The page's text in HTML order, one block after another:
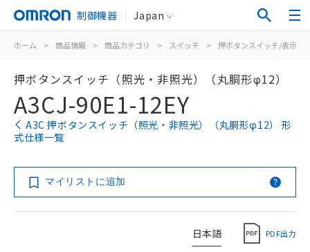
制御機器 Japan
ホーム > 商品情報 > 商品カテゴリ > スイッチ > 押ボタンスイッチ/表示灯
押ボタンスイッチ（照光・非照光）（丸胴形φ12）
A3CJ-90E1-12EY
A3C 押ボタンスイッチ（照光・非照光）（丸胴形φ12） 形
式仕様一覧
マイリストに追加
日本語 PDF出力